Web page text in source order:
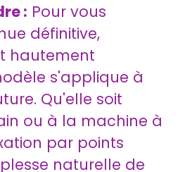
: Pour vous
définitive,
hautement
s'applique à
Qu'elle soit
ou à la machine à
par points
naturelle de